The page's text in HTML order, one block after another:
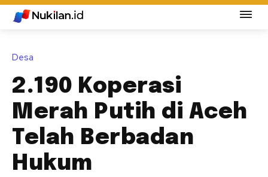
Desa
2.190 Koperasi
Merah Putih di Aceh
Telah Berbadan
Hukum